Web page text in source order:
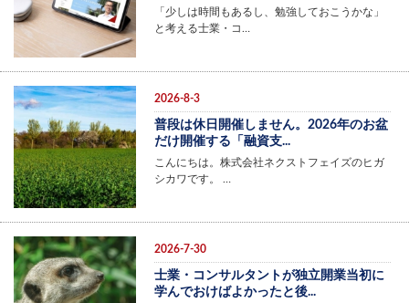
「少しは時間もあるし、勉強しておこうかな」
と考える士業・コ…
2026-8-3
普段は休日開催しません。2026年のお盆
だけ開催する「融資支...
こんにちは。株式会社ネクストフェイズのヒガ
シカワです。 …
2026-7-30
士業・コンサルタントが独立開業当初に
学んでおけばよかったと後...